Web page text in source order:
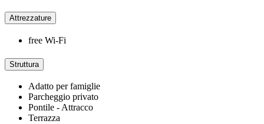
Attrezzature
free Wi-Fi
Struttura
Adatto per famiglie
Parcheggio privato
Pontile - Attracco
Terrazza